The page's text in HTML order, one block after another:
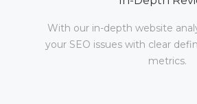
With our in-depth website
your SEO issues with clear
metrics.